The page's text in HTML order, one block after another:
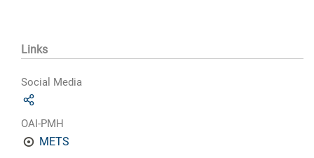
Links
Social Media
OAI-PMH
METS